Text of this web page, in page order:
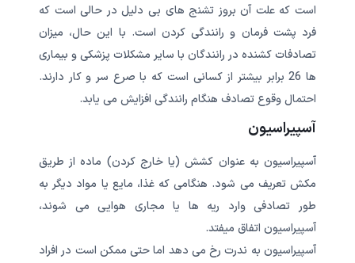
است که علت آن بروز تشنج های بی دلیل در حالی است که
فرد پشت فرمان و رانندگی کردن است. با این حال، میزان
تصادفات کشنده در رانندگان با سایر مشکلات پزشکی و بیماری
ها 26 برابر بیشتر از کسانی است که با صرع سر و کار دارند.
احتمال وقوع تصادف هنگام رانندگی افزایش می یابد.
آسپیراسیون
آسپیراسیون به عنوان کشش (یا خارج کردن) ماده از طریق
مکش تعریف می شود. هنگامی که غذا، مایع یا مواد دیگر به
طور تصادفی وارد ریه ها یا مجاری هوایی می شوند،
آسپیراسیون اتفاق میفتد.
آسپیراسیون به ندرت رخ می دهد اما حتی ممکن است در افراد